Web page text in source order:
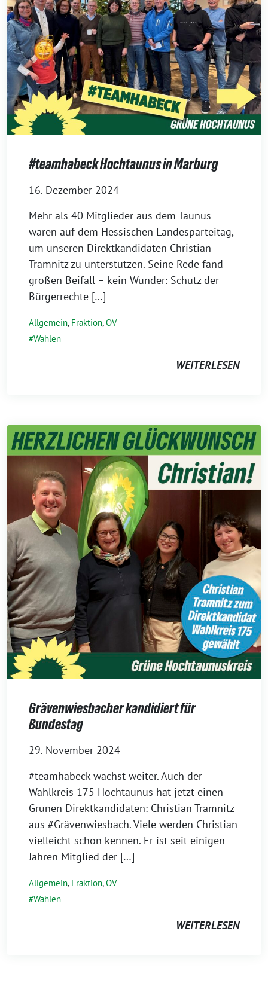
#teamhabeck Hochtaunus in Marburg
16. Dezember 2024
Mehr als 40 Mitglieder aus dem Taunus
waren auf dem Hessischen Landesparteitag,
um unseren Direktkandidaten Christian
Tramnitz zu unterstützen. Seine Rede fand
großen Beifall – kein Wunder: Schutz der
Bürgerrechte […]
Allgemein, Fraktion,OV
Wahlen
WEITERLESEN
Grävenwiesbacher kandidiert für
Bundestag
29. November 2024
#teamhabeck wächst weiter. Auch der
Wahlkreis 175 Hochtaunus hat jetzt einen
Grünen Direktkandidaten: Christian Tramnitz
aus #Grävenwiesbach. Viele werden Christian
vielleicht schon kennen. Er ist seit einigen
Jahren Mitglied der […]
Allgemein, Fraktion,OV
Wahlen
WEITERLESEN